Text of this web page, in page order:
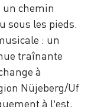
chemin
sous les pieds.
: un
traînante
à
Nüjeberg/Uf
à l’est,